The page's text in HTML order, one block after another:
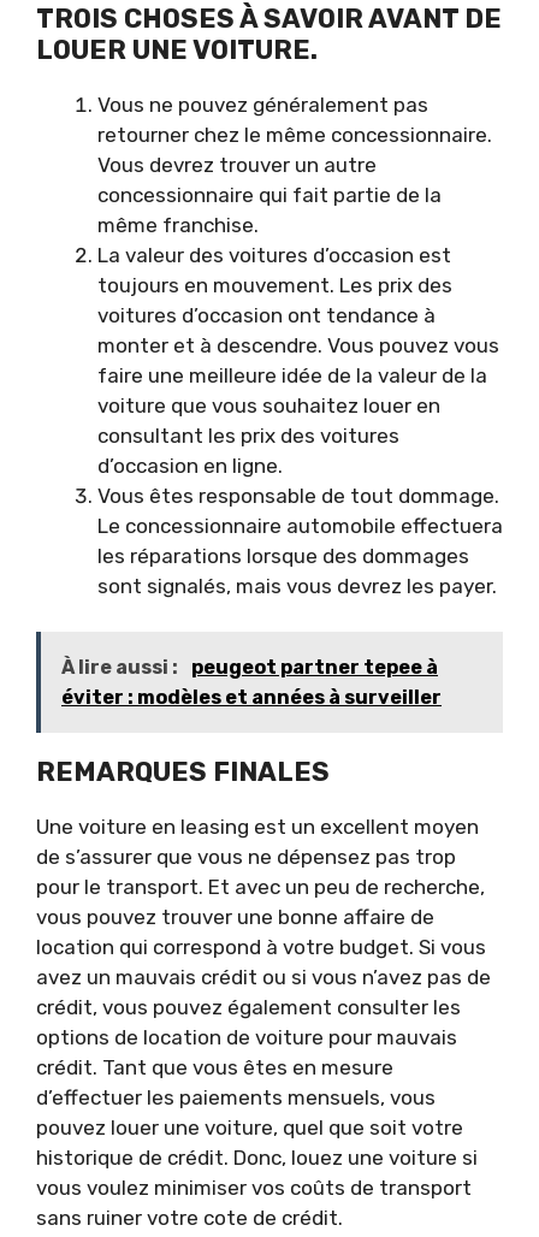
TROIS CHOSES À SAVOIR AVANT DE
LOUER UNE VOITURE.
Vous ne pouvez généralement pas
retourner chez le même concessionnaire.
Vous devrez trouver un autre
concessionnaire qui fait partie de la
même franchise.
La valeur des voitures d’occasion est
toujours en mouvement. Les prix des
voitures d’occasion ont tendance à
monter et à descendre. Vous pouvez vous
faire une meilleure idée de la valeur de la
voiture que vous souhaitez louer en
consultant les prix des voitures
d’occasion en ligne.
Vous êtes responsable de tout dommage.
Le concessionnaire automobile effectuera
les réparations lorsque des dommages
sont signalés, mais vous devrez les payer.
À lire aussi :
peugeot partner tepee à
éviter : modèles et années à surveiller
REMARQUES FINALES
Une voiture en leasing est un excellent moyen
de s’assurer que vous ne dépensez pas trop
pour le transport. Et avec un peu de recherche,
vous pouvez trouver une bonne affaire de
location qui correspond à votre budget. Si vous
avez un mauvais crédit ou si vous n’avez pas de
crédit, vous pouvez également consulter les
options de location de voiture pour mauvais
crédit. Tant que vous êtes en mesure
d’effectuer les paiements mensuels, vous
pouvez louer une voiture, quel que soit votre
historique de crédit. Donc, louez une voiture si
vous voulez minimiser vos coûts de transport
sans ruiner votre cote de crédit.